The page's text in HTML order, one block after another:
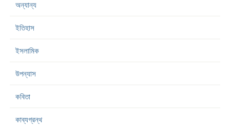
অন্যান্য
ইতিহাস
ইসলামিক
উপন্যাস
কবিতা
কাব্যগ্রন্থ